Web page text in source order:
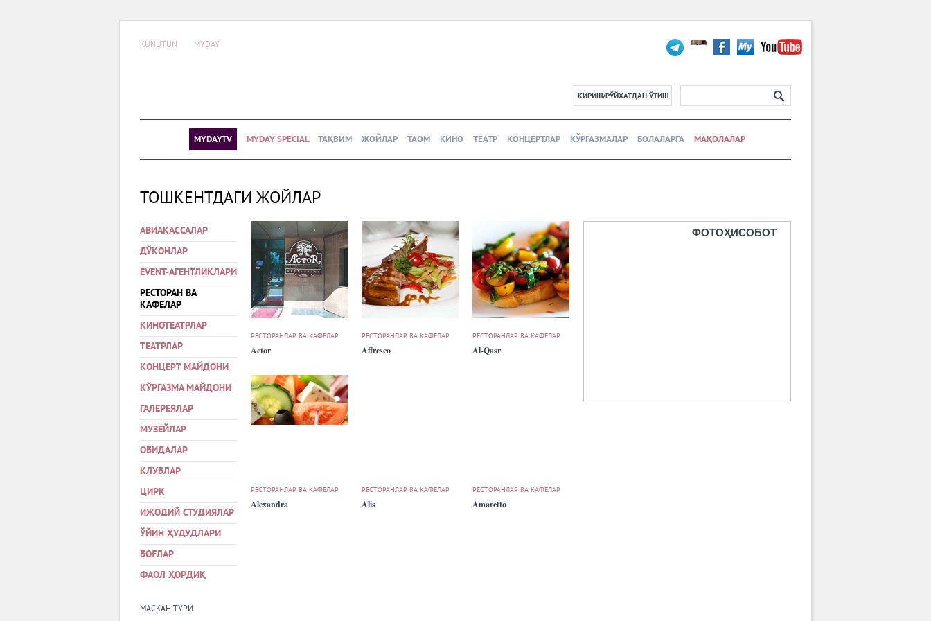
KUNUTUN MYDAY
КИРИШ/РЎЙХАТДАН ЎТИШ
MYDAYTV MYDAY SPECIAL ТАҚВИМ ЖОЙЛАР ТАОМ КИНО ТЕАТР КОНЦЕРТЛАР КЎРГАЗМАЛАР БОЛАЛАРГА МАҚОЛАЛАР
ТОШКЕНТДАГИ ЖОЙЛАР
АВИАКАССАЛАР
ДЎКОНЛАР
EVENT-АГЕНТЛИКЛАРИ
РЕСТОРАН ВА
КАФЕЛАР
КИНОТЕАТРЛАР
ТЕАТРЛАР
КОНЦЕРТ МАЙДОНИ
КЎРГАЗМА МАЙДОНИ
ГАЛЕРЕЯЛАР
МУЗЕЙЛАР
ОБИДАЛАР
КЛУБЛАР
ЦИРК
ИЖОДИЙ СТУДИЯЛАР
ЎЙИН ҲУДУДЛАРИ
БОҒЛАР
ФАОЛ ҲОРДИҚ
МАСКАН ТУРИ
РЕСТОРАНЛАР ВА КАФЕЛАР
Actor
РЕСТОРАНЛАР ВА КАФЕЛАР
Affresco
РЕСТОРАНЛАР ВА КАФЕЛАР
Al-Qasr
РЕСТОРАНЛАР ВА КАФЕЛАР
Alexandra
РЕСТОРАНЛАР ВА КАФЕЛАР
Alis
РЕСТОРАНЛАР ВА КАФЕЛАР
Amaretto
ФОТОҲИСОБОТ